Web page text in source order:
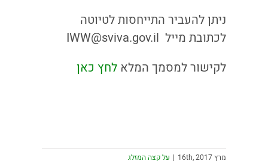
ניתן להעביר התייחסות לטיוטה
לכתובת מייל IWW@sviva.gov.il
לקישור למסמך המלא לחץ כאן
מרץ 16th, 2017 | על קצה המזלג